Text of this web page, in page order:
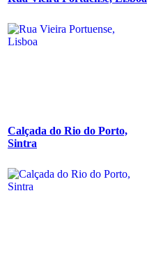
Calçada do Rio do Porto,
Sintra